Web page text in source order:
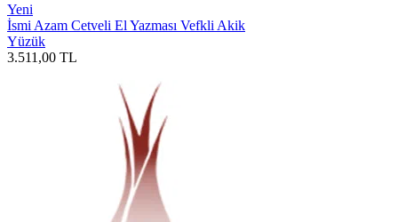
Yeni
İsmi Azam Cetveli El Yazması Vefkli Akik
Yüzük
3.511,00 TL